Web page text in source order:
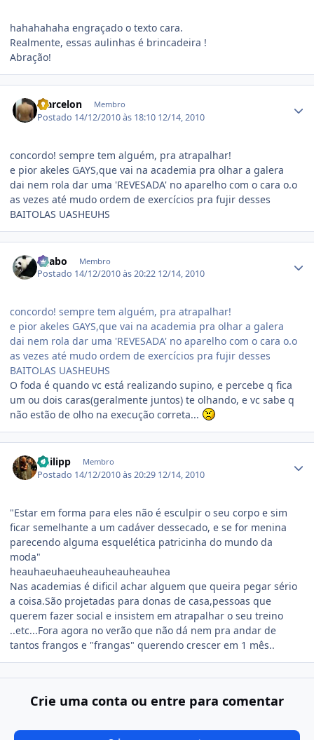
hahahahaha engraçado o texto cara.
Realmente, essas aulinhas é brincadeira !
Abração!
Marcelon Membro
Postado 14/12/2010 às 18:10 12/14, 2010
concordo! sempre tem alguém, pra atrapalhar!
e pior akeles GAYS,que vai na academia pra olhar a galera
dai nem rola dar uma 'REVESADA' no aparelho com o cara o.o
as vezes até mudo ordem de exercícios pra fujir desses
BAITOLAS UASHEUHS
ligabo Membro
Postado 14/12/2010 às 20:22 12/14, 2010
concordo! sempre tem alguém, pra atrapalhar!
e pior akeles GAYS,que vai na academia pra olhar a galera
dai nem rola dar uma 'REVESADA' no aparelho com o cara o.o
as vezes até mudo ordem de exercícios pra fujir desses
BAITOLAS UASHEUHS
O foda é quando vc está realizando supino, e percebe q fica
um ou dois caras(geralmente juntos) te olhando, e vc sabe q
não estão de olho na execução correta...
Philipp Membro
Postado 14/12/2010 às 20:29 12/14, 2010
"Estar em forma para eles não é esculpir o seu corpo e sim
ficar semelhante a um cadáver dessecado, e se for menina
parecendo alguma esquelética patricinha do mundo da
moda"
heauhaeuhaeuheauheauheauhea
Nas academias é dificil achar alguem que queira pegar sério
a coisa.São projetadas para donas de casa,pessoas que
querem fazer social e insistem em atrapalhar o seu treino
..etc...Fora agora no verão que não dá nem pra andar de
tantos frangos e "frangas" querendo crescer em 1 mês..
Crie uma conta ou entre para comentar